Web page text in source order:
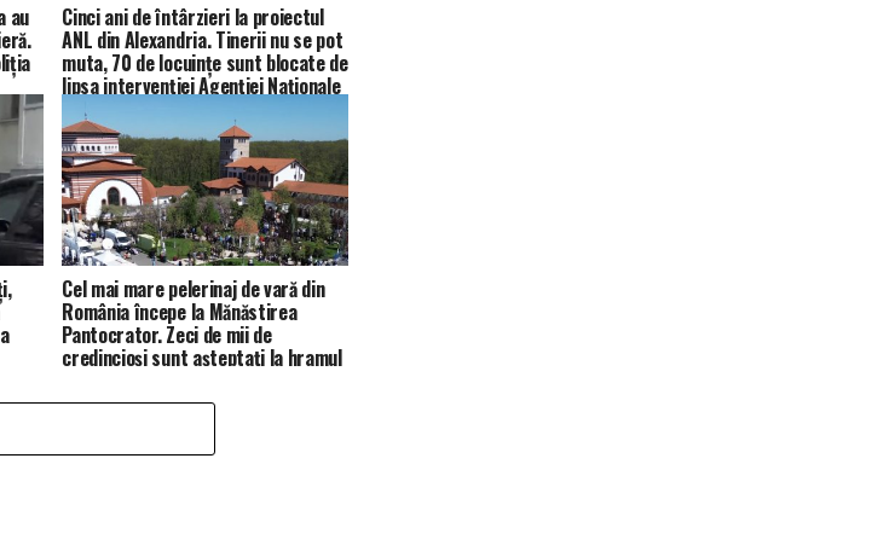
au Cinci ani de întârzieri la proiectul
ANL din Alexandria. Tinerii nu se pot
muta, 70 de locuințe sunt blocate de
lipsa intervenției Agenției Naționale
de Locuințe.
Cel mai mare pelerinaj de vară din
România începe la Mănăstirea
Pantocrator. Zeci de mii de
credincioși sunt așteptați la hramul